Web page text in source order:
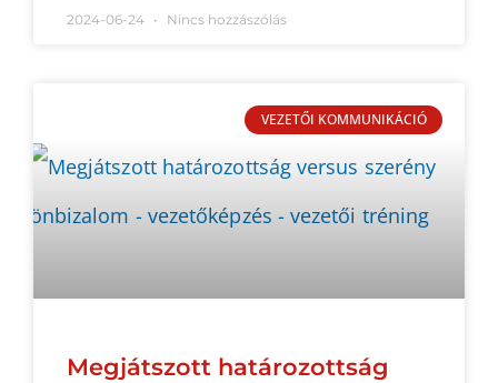
2024-06-24 Nincs hozzászólás
VEZETŐI KOMMUNIKÁCIÓ
Megjátszott határozottság